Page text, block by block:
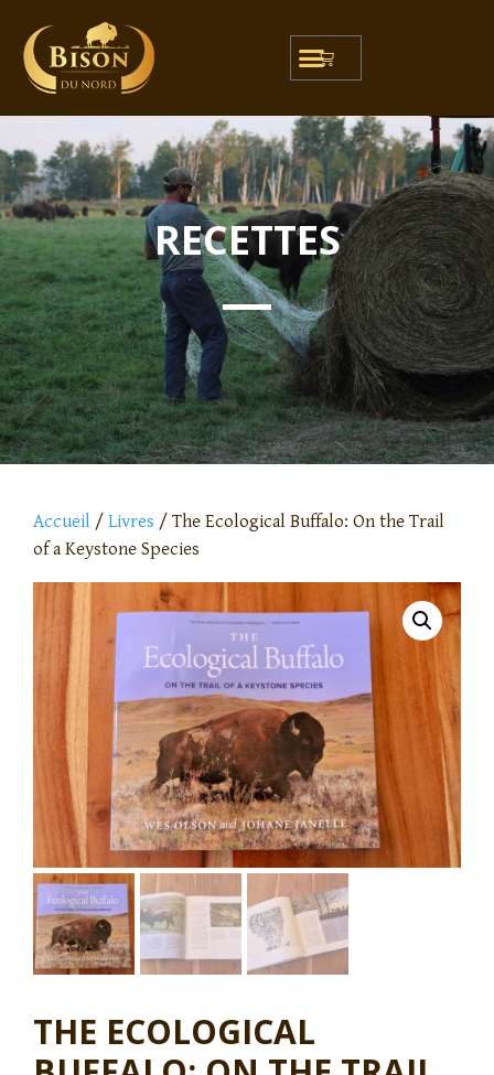
RECETTES
Accueil / Livres / The Ecological Buffalo: On the Trail
of a Keystone Species
THE ECOLOGICAL